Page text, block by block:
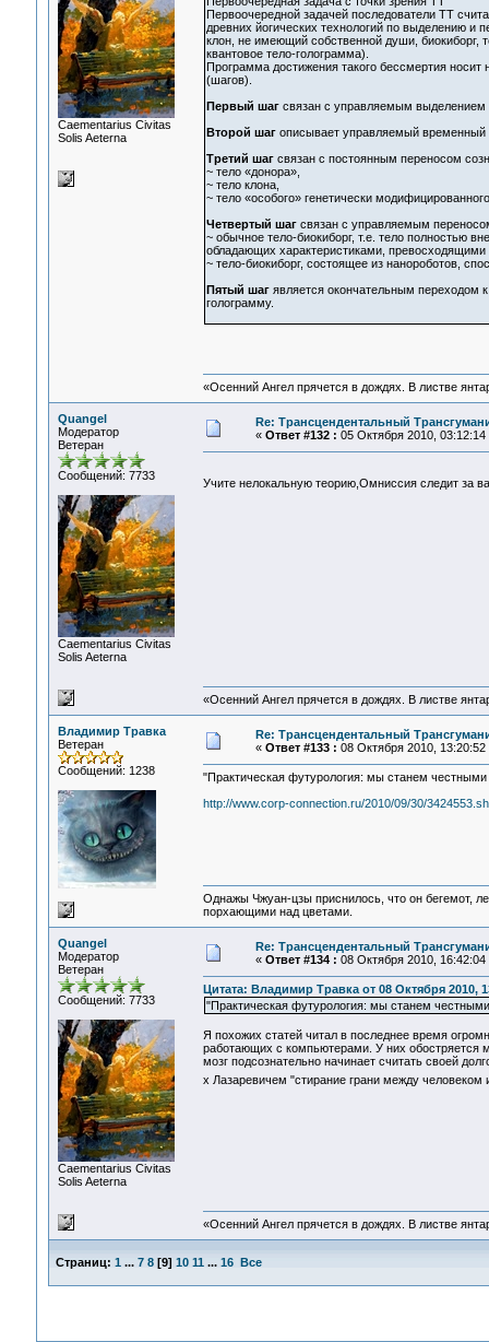
Сaementarius Civitas
Solis Aeterna
Первоочередной задачей последователи ТТ
древних йогических технологий по выделению и
клон, не имеющий собственной души, биокиборг,
квантовое тело-голограмма).
Программа достижения такого бессмертия
(шагов).
Первый шаг связан с управляемым выделением
Второй шаг описывает управляемый
Третий шаг связан с постоянным переносом
~ тело «донора»,
~ тело клона,
~ тело «особого» генетически
Четвертый шагсвязан с управляемым
~ обычное тело-биокиборг, т.е. тело полностью
обладающих характеристиками, превосходящими
~ тело-биокиборг, состоящее из нанороботов,
Пятый шагявляется окончательным переходом
голограмму.
«Осенний Ангел прячется в дождях. В листве
Quangel
Модератор
Ветеран
Сообщений: 7733
Сaementarius Civitas
Solis Aeterna
Re: Трансцендентальный
« Ответ #132 : 05 Октября 2010, 03:12:14
Учите нелокальную теорию,Омниссия следит за
«Осенний Ангел прячется в дождях. В листве
Владимир Травка
Ветеран
Сообщений: 1238
Re: Трансцендентальный
« Ответ #133 : 08 Октября 2010, 13:20:52
"Практическая футурология: мы станем честными
http://www.corp-connection.ru/2010/09/30/
Однажы Чжуан-цзы приснилось, что он бегемот,
порхающими над цветами.
Quangel
Модератор
Ветеран
Сообщений: 7733
Сaementarius Civitas
Solis Aeterna
Re: Трансцендентальный
« Ответ #134 : 08 Октября 2010, 16:42:04
Цитата: Владимир Травка от 08 Октября 2010,
"Практическая футурология: мы станем
Я похожих статей читал в последнее время
работающих с компьютерами. У них обостряется
мозг подсознательно начинает считать своей
х Лазаревичем "стирание грани между человеком
«Осенний Ангел прячется в дождях. В листве
Страниц: 1 ... 7 8[9] 10 11 ... 16 Все